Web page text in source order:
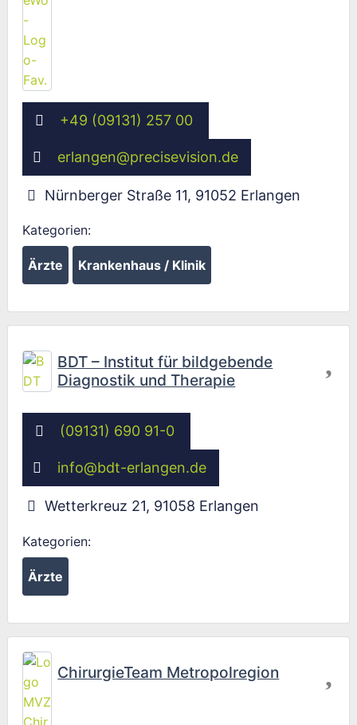
+49 (09131) 257 00
erlangen@precisevision.de
Nürnberger Straße 11, 91052 Erlangen
Kategorien:
Ärzte Krankenhaus / Klinik
BDT – Institut für bildgebende
Diagnostik und Therapie
(09131) 690 91-0
info@bdt-erlangen.de
Wetterkreuz 21, 91058 Erlangen
Kategorien:
Ärzte
ChirurgieTeam Metropolregion